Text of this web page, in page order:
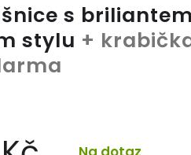
s
stylu +